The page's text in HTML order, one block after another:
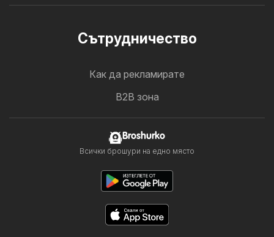
Cътрудничество
Как да рекламирате
B2B зона
Broshurko
Всички брошури на едно място